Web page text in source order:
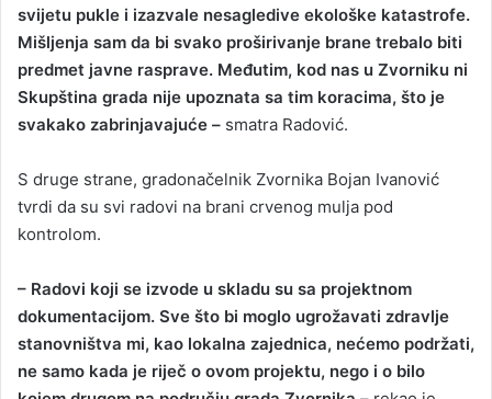
svijetu pukle i izazvale nesagledive ekološke katastrofe.
Mišljenja sam da bi svako proširivanje brane trebalo biti
predmet javne rasprave. Međutim, kod nas u Zvorniku ni
Skupština grada nije upoznata sa tim koracima, što je
svakako zabrinjavajuće – smatra Radović.
S druge strane, gradonačelnik Zvornika Bojan Ivanović
tvrdi da su svi radovi na brani crvenog mulja pod
kontrolom.
– Radovi koji se izvode u skladu su sa projektnom
dokumentacijom. Sve što bi moglo ugrožavati zdravlje
stanovništva mi, kao lokalna zajednica, nećemo podržati,
ne samo kada je riječ o ovom projektu, nego i o bilo